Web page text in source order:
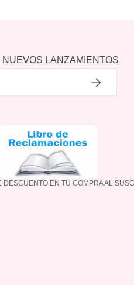
LANZAMIENTOS
DESCUENTO EN TU COMPRA AL